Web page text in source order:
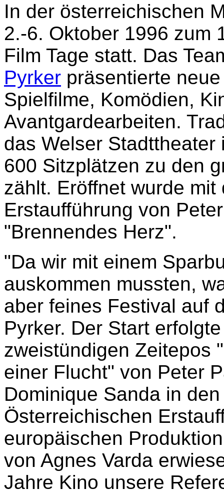
In der österreichischen
2.-6. Oktober 1996 zum
Film Tage statt. Das
Pyrker präsentierte
Spielfilme, Komödien,
Avantgardearbeiten.
das Welser
600 Sitzplätzen zu den
zählt. Eröffnet wurde
Erstaufführung von
"Brennendes Herz".
"Da wir mit einem
auskommen mussten,
aber feines Festival auf
Pyrker. Der Start
zweistündigen Zeitepos
einer Flucht" von Peter
Dominique Sanda in
Österreichischen
europäischen
von Agnes Varda
Jahre Kino unsere